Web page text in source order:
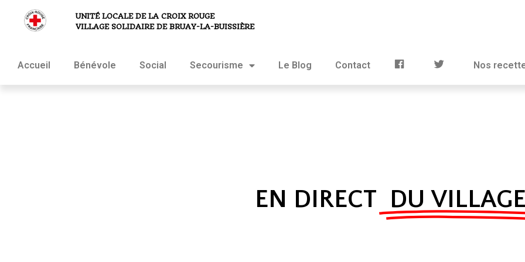
UNITÉ LOCALE DE LA CROIX ROUGE
VILLAGE SOLIDAIRE DE BRUAY-LA-BUISSIÈRE
Accueil Bénévole Social Secourisme Le Blog Contact Nos
EN DIRECT DU